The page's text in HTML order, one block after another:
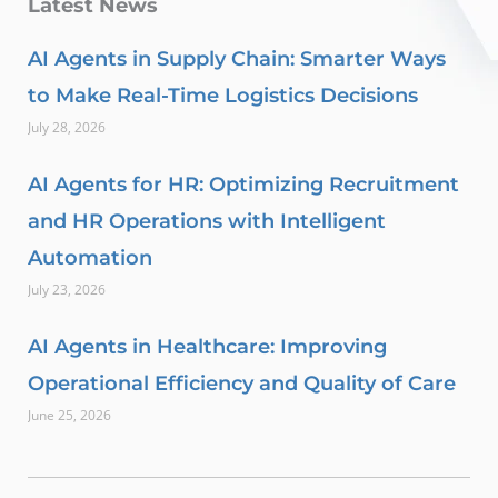
Latest News
AI Agents in Supply Chain: Smarter Ways
to Make Real-Time Logistics Decisions
July 28, 2026
AI Agents for HR: Optimizing Recruitment
and HR Operations with Intelligent
Automation
July 23, 2026
AI Agents in Healthcare: Improving
Operational Efficiency and Quality of Care
June 25, 2026